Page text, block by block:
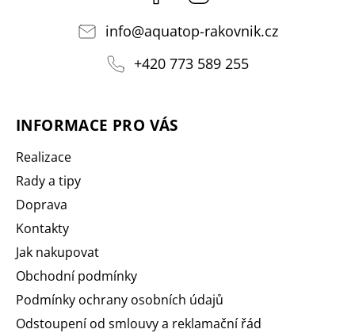
info@aquatop-rakovnik.cz
+420 773 589 255
INFORMACE PRO VÁS
Realizace
Rady a tipy
Doprava
Kontakty
Jak nakupovat
Obchodní podmínky
Podmínky ochrany osobních údajů
Odstoupení od smlouvy a reklamační řád